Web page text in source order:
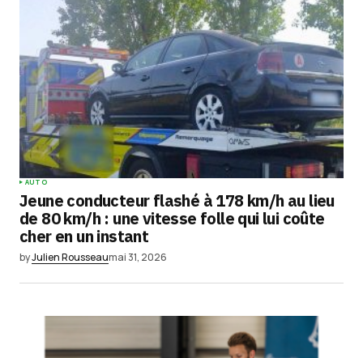
AUTO
Jeune conducteur flashé à 178 km/h au lieu
de 80 km/h : une vitesse folle qui lui coûte
cher en un instant
byJulien Rousseaumai 31, 2026